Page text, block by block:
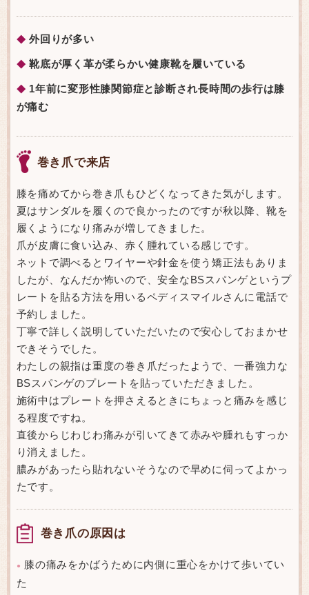
◆ 外回りが多い
◆ 靴底が厚く革が柔らかい健康靴を履いている
◆ 1年前に変形性膝関節症と診断され長時間の歩行は膝
が痛む
巻き爪で来店
膝を痛めてから巻き爪もひどくなってきた気がします。
夏はサンダルを履くので良かったのですが秋以降、靴を
履くようになり痛みが増してきました。
爪が皮膚に食い込み、赤く腫れている感じです。
ネットで調べるとワイヤーや針金を使う矯正法もありま
したが、なんだか怖いので、安全なBSスパンゲというプ
レートを貼る方法を用いるペディスマイルさんに電話で
予約しました。
丁寧で詳しく説明していただいたので安心しておまかせ
できそうでした。
わたしの親指は重度の巻き爪だったようで、一番強力な
BSスパンゲのプレートを貼っていただきました。
施術中はプレートを押さえるときにちょっと痛みを感じ
る程度ですね。
直後からじわじわ痛みが引いてきて赤みや腫れもすっか
り消えました。
膿みがあったら貼れないそうなので早めに伺ってよかっ
たです。
巻き爪の原因は
●
膝の痛みをかばうために内側に重心をかけて歩いてい
た